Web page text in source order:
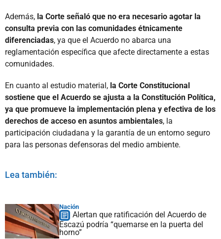
Además, la Corte señaló que no era necesario agotar la
consulta previa con las comunidades étnicamente
diferenciadas, ya que el Acuerdo no abarca una
reglamentación específica que afecte directamente a estas
comunidades.
En cuanto al estudio material, la Corte Constitucional
sostiene que el Acuerdo se ajusta a la Constitución Política,
ya que promueve la implementación plena y efectiva de los
derechos de acceso en asuntos ambientales, la
participación ciudadana y la garantía de un entorno seguro
para las personas defensoras del medio ambiente.
Lea también:
Nación
Alertan que ratificación del Acuerdo de
Escazú podría “quemarse en la puerta del
horno”